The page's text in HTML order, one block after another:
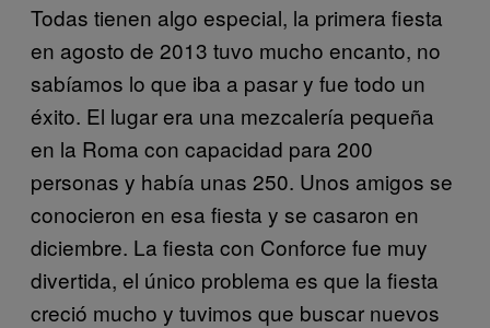
Todas tienen algo especial, la primera fiesta
en agosto de 2013 tuvo mucho encanto, no
sabíamos lo que iba a pasar y fue todo un
éxito. El lugar era una mezcalería pequeña
en la Roma con capacidad para 200
personas y había unas 250. Unos amigos se
conocieron en esa fiesta y se casaron en
diciembre. La fiesta con Conforce fue muy
divertida, el único problema es que la fiesta
creció mucho y tuvimos que buscar nuevos